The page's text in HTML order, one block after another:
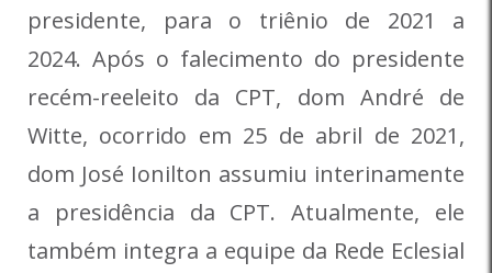
presidente, para o triênio de 2021 a
2024. Após o falecimento do presidente
recém-reeleito da CPT, dom André de
Witte, ocorrido em 25 de abril de 2021,
dom José Ionilton assumiu interinamente
a presidência da CPT. Atualmente, ele
também integra a equipe da Rede Eclesial